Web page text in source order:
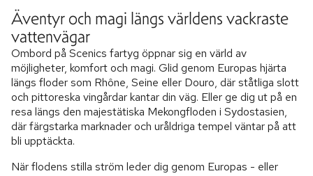
Äventyr och magi längs världens vackraste
vattenvägar
Ombord på Scenics fartyg öppnar sig en värld av
möjligheter, komfort och magi. Glid genom Europas hjärta
längs floder som Rhône, Seine eller Douro, där ståtliga slott
och pittoreska vingårdar kantar din väg. Eller ge dig ut på en
resa längs den majestätiska Mekongfloden i Sydostasien,
där färgstarka marknader och uråldriga tempel väntar på att
bli upptäckta.
När flodens stilla ström leder dig genom Europas - eller